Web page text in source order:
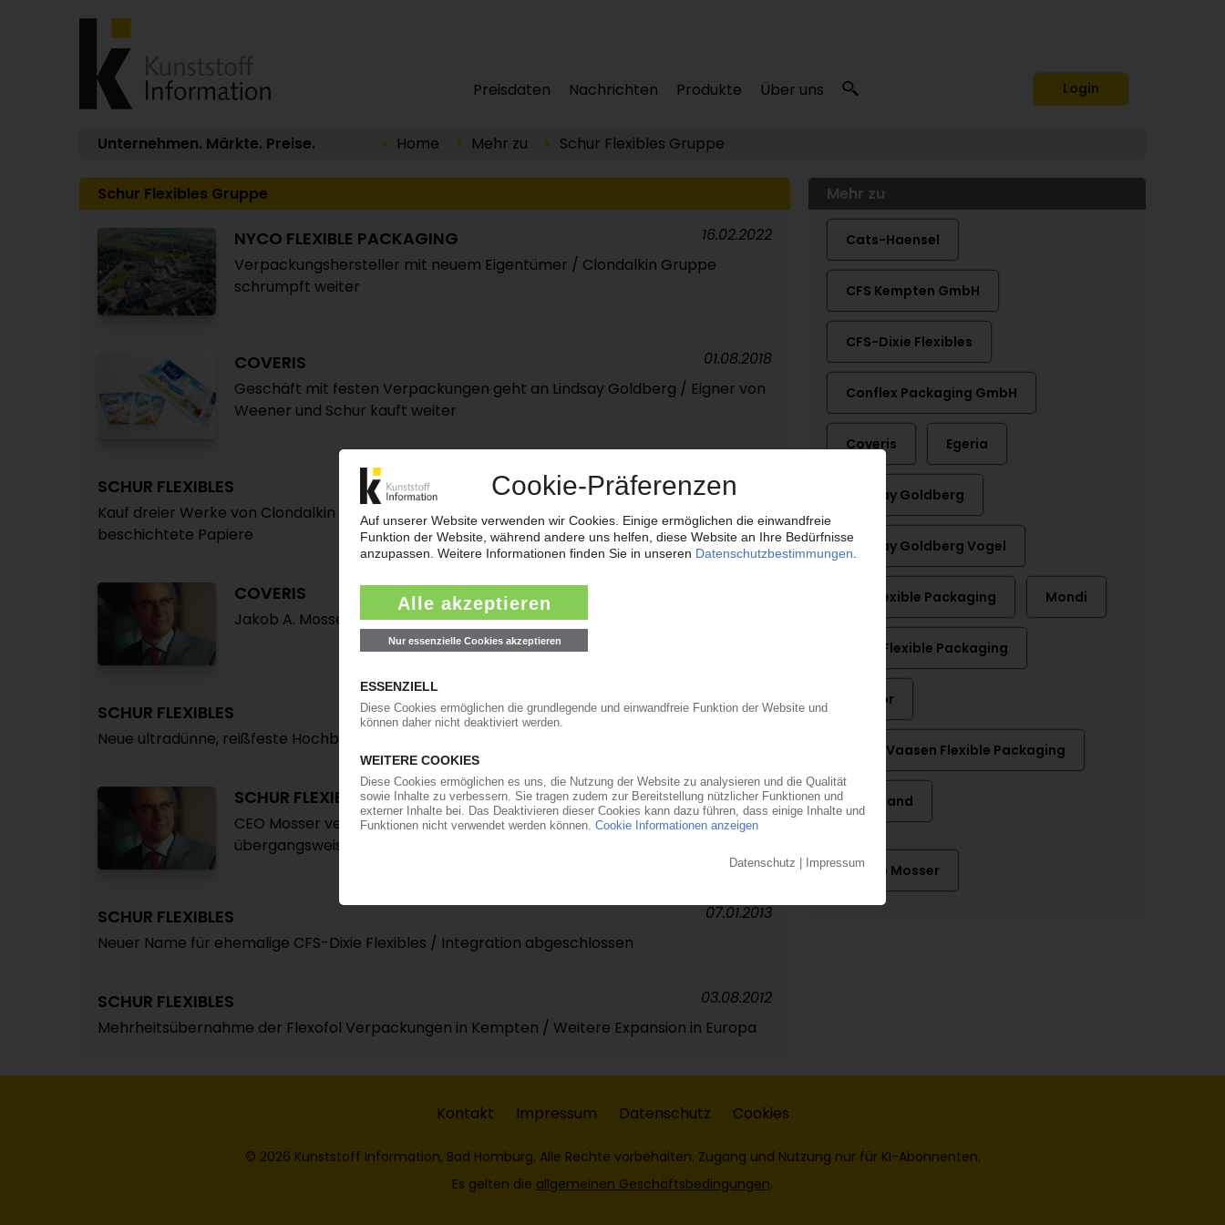
Preisdaten Nachrichten Produkte Über uns Login
Unternehmen. Märkte. Preise. Home Mehr zu Schur Flexibles Gruppe
Schur Flexibles Gruppe
NYCO FLEXIBLE PACKAGING
Verpackungshersteller mit neuem Eigentümer / Clondalkin Gruppe
schrumpft weiter
16.02.2022
COVERIS
Geschäft mit festen Verpackungen geht an Lindsay Goldberg / Eigner von
Weener und Schur kauft weiter
01.08.2018
SCHUR FLEXIBLES
Kauf dreier Werke von Clondalkin in den Niederlanden und Deutschland / Schwerpunkt
beschichtete Papiere
16.02.2018
COVERIS
Jakob A. Mosser wird neuer CEO
SCHUR FLEXIBLES
Neue ultradünne, reißfeste Hochbarrierefolie
19.12.2017
SCHUR FLEXIBLES
CEO Mosser verlässt überraschend das Unternehmen / Trio übernimmt
übergangsweise die Leitung
27.07.2017
SCHUR FLEXIBLES
Neuer Name für ehemalige CFS-Dixie Flexibles / Integration abgeschlossen
07.01.2013
SCHUR FLEXIBLES
Mehrheitsübernahme der Flexofol Verpackungen in Kempten / Weitere Expansion in Europa
03.08.2012
Mehr zu
Cats-Haensel
CFS Kempten GmbH
CFS-Dixie Flexibles
Conflex Packaging GmbH
Coveris Egeria
Lindsay Goldberg
Lindsay Goldberg Vogel
LPF Flexible Packaging Mondi
Nyco Flexible Packaging
Paccor
Royal Vaasen Flexible Packaging
Unterland
Jakob Mosser
Kontakt Impressum Datenschutz Cookies
© 2026 Kunststoff Information, Bad Homburg. Alle Rechte vorbehalten. Zugang und Nutzung nur für KI-Abonnenten.
Es gelten die allgemeinen Geschäftsbedingungen.